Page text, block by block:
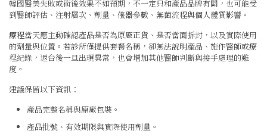
韓國醫美失敗或術後效果不如預期，不一定只和產品品牌有關，也可能受
到醫師評估、注射層次、劑量、儀器參數、無菌流程與個人體質影響。
療程當天應主動確認產品是否為原廠正貨、是否當面拆封，以及實際使用
的劑量與位置。若診所僅提供套餐名稱，卻無法說明產品、施作醫師或療
程紀錄，返台後一旦出現異常，也會增加其他醫師判斷與接手處理的難
度。
建議保留以下資訊：
產品完整名稱與原廠包裝。
產品批號、有效期限與實際使用劑量。